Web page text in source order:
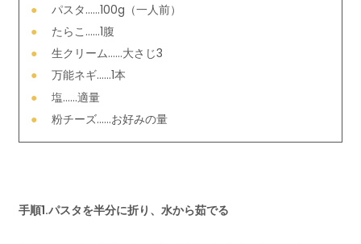
パスタ……100g（一人前）
たらこ……1腹
生クリーム……大さじ3
万能ネギ……1本
塩……適量
粉チーズ……お好みの量
手順1.パスタを半分に折り、水から茹でる